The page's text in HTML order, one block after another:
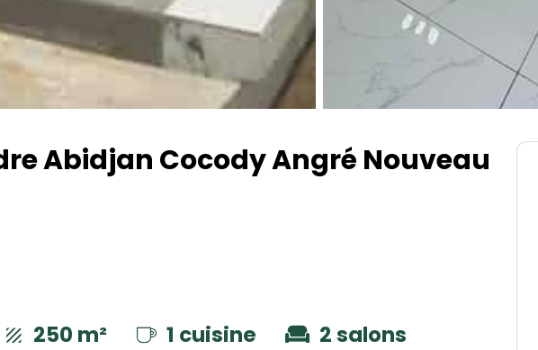
Abidjan Cocody Angré Nouveau
250 m² 1 cuisine
2 salons